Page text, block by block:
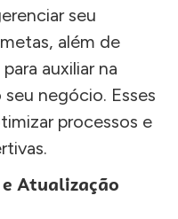
seu
além de
auxiliar na
negócio. Esses
processos e
Atualização